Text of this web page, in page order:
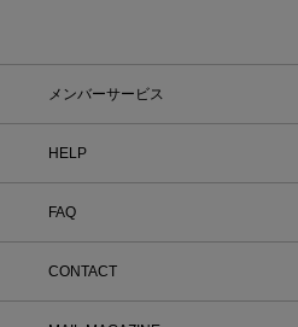
メンバーサービス
HELP
FAQ
CONTACT